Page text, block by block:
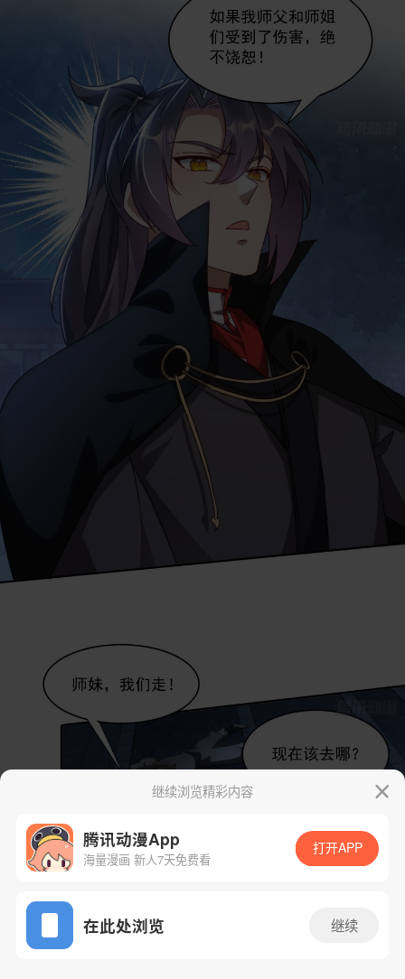
App免费看
继续浏览精彩内容
腾讯动漫App
海量漫画 新人7天免费看
打开APP
在此处浏览 继续